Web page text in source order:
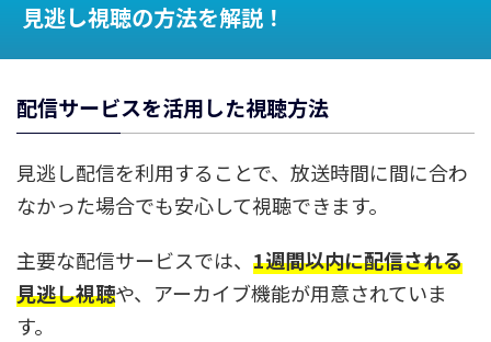
見逃し視聴の方法を解説！
配信サービスを活用した視聴方法
見逃し配信を利用することで、放送時間に間に合わ
なかった場合でも安心して視聴できます。
主要な配信サービスでは、 1週間以内に配信される
見逃し視聴や、アーカイブ機能が用意されていま
す。